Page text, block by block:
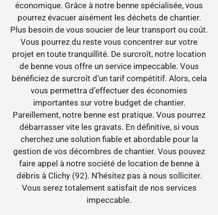
économique. Grâce à notre benne spécialisée, vous
pourrez évacuer aisément les déchets de chantier.
Plus besoin de vous soucier de leur transport ou coût.
Vous pourrez du reste vous concentrer sur votre
projet en toute tranquillité. De surcroît, notre location
de benne vous offre un service impeccable. Vous
bénéficiez de surcroît d’un tarif compétitif. Alors, cela
vous permettra d’effectuer des économies
importantes sur votre budget de chantier.
Pareillement, notre benne est pratique. Vous pourrez
débarrasser vite les gravats. En définitive, si vous
cherchez une solution fiable et abordable pour la
gestion de vos décombres de chantier. Vous pouvez
faire appel à notre société de location de benne à
débris à Clichy (92). N’hésitez pas à nous solliciter.
Vous serez totalement satisfait de nos services
impeccable.